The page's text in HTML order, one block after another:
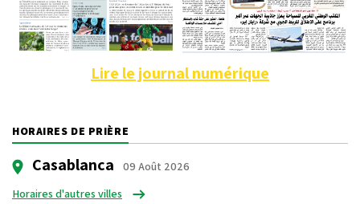
Lire le journal numérique
HORAIRES DE PRIÈRE
Casablanca
09 Août 2026
Horaires d'autres villes